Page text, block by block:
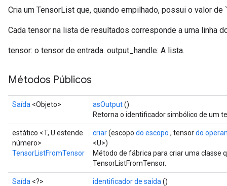
Cria um TensorList que, quando empilhado, possui o valor de
Cada tensor na lista de resultados corresponde a uma linha
tensor: o tensor de entrada. output_handle: A lista.
Métodos Públicos
Saída <Objeto> asOutput()
Retorna o identificador simbólico de um
estático <T, U estende
número>
TensorListFromTensor
criar(escopo do escopo , tensordo
<U>)
Método de fábrica para criar uma classe
TensorListFromTensor.
Saída <?> identificador de saída ()